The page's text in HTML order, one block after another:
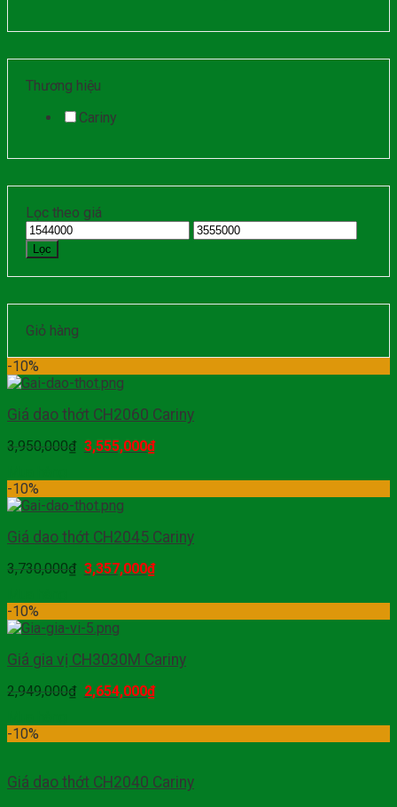
Thương hiệu
Cariny
Lọc theo giá
Lọc
Giỏ hàng
-10%
Giá dao thớt CH2060 Cariny
3,950,000₫ 3,555,000₫
-10%
Giá dao thớt CH2045 Cariny
3,730,000₫ 3,357,000₫
-10%
Giá gia vị CH3030M Cariny
2,949,000₫ 2,654,000₫
-10%
Giá dao thớt CH2040 Cariny